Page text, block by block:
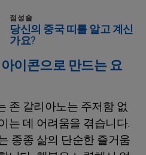
점성술
당신의 중국 띠를 알고 계신
가요?
이콘으로 만드는 요
존 갈리아노는 주저함 없
는 데 어려움을 겪습니다.
종종 삶의 단순한 즐거움